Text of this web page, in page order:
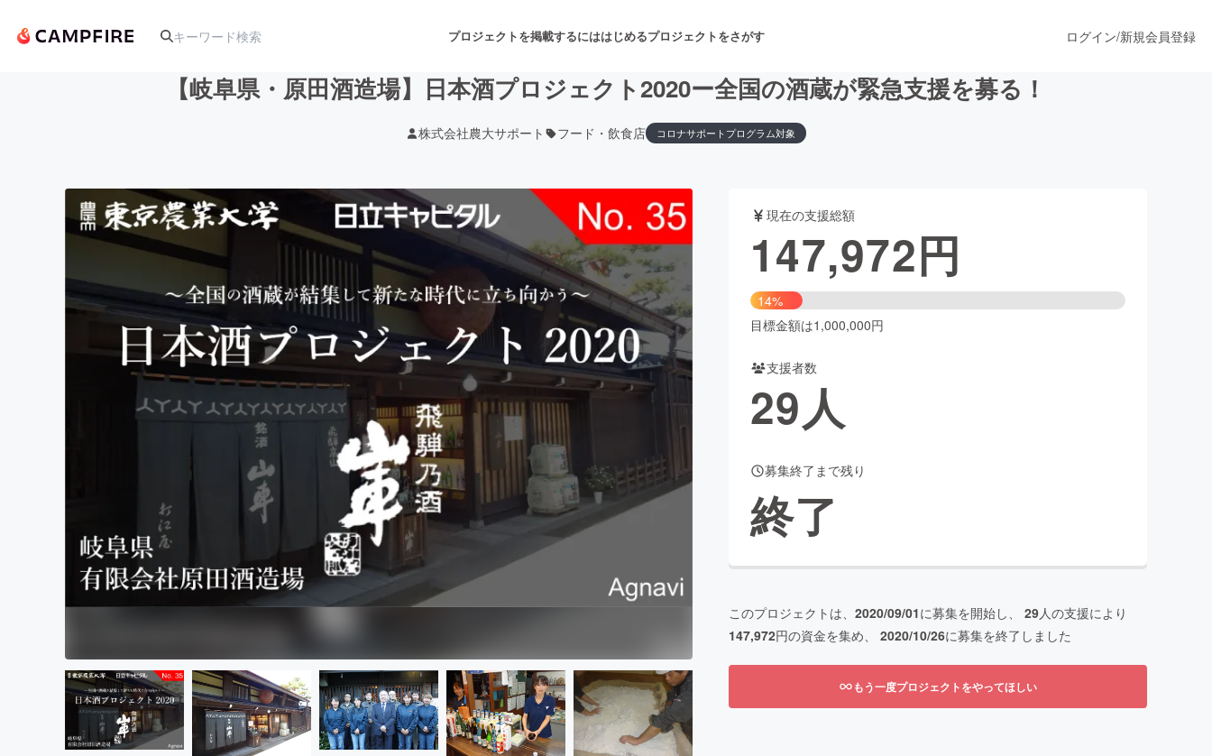
プロジェクトを掲載するにははじめるプロジェクトをさがす
アート・写真 音楽 舞台・パフォーマンス
テクノロジー・ガジェット ゲーム・サービス開発 フード・飲食店 ファッション
映像・映画 書籍・雑誌出版 アニメ・漫画
ビジネス・起業 チャレンジ ビューティー・ヘルスケア
まちづくり・地域活性化
CAMPFIRE for Social Good CAMPFIRE Creation
CAMPFIREふるさと納税
machi-ya
ログイン/新規会員登録
【岐阜県・原田酒造場】日本酒プロジェクト2020ー全国の酒蔵が緊急支援を募る！
株式会社農大サポート フード・飲食店 コロナサポートプログラム対象
現在の支援総額
147,972円
14%
目標金額は1,000,000円
支援者数
29人
募集終了まで残り
終了
このプロジェクトは、 2020/09/01に募集を開始し、 29人の支援により
147,972円の資金を集め、 2020/10/26に募集を終了しました
もう一度プロジェクトをやってほしい